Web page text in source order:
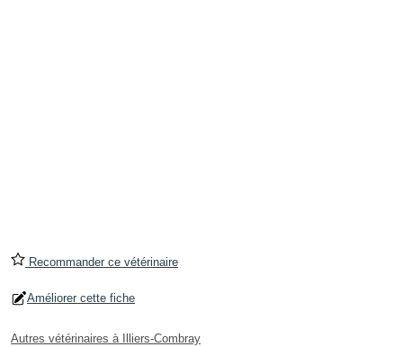
Recommander ce vétérinaire
Améliorer cette fiche
Autres vétérinaires à Illiers-Combray